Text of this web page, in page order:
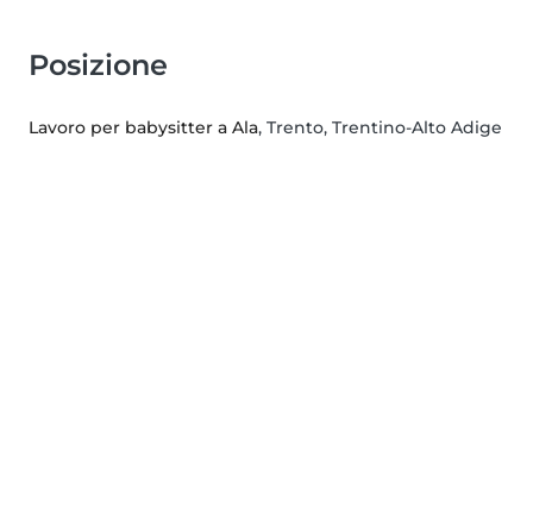
Posizione
Lavoro per babysitter a Ala, Trento, Trentino-Alto Adige